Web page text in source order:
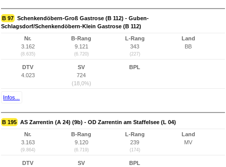
B 97 Schenkendöbern-Groß Gastrose (B 112) - Guben-
Schlagsdorf/Schenkendöbern-Klein Gastrose (B 112)
Nr.
3.162
(8.635)
B-Rang
9.121
(6.720)
L-Rang
343
(227)
Land
BB
DTV
4.023
SV
724
(18,0%)
BPL
Infos...
B 195 AS Zarrentin (A 24) (9b) - OD Zarrentin am Staffelsee (L 04)
Nr.
3.163
(9.864)
B-Rang
9.120
(6.719)
L-Rang
239
(174)
Land
MV
DTV
SV
BPL